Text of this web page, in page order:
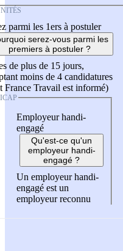
parmi les 1ers à postuler
serez-vous parmi les
premiers à postuler ?
de plus de 15 jours,
moins de 4 candidatures
France Travail est informé)
Employeur handi-
engagé
Qu'est-ce qu'un
employeur handi-
engagé ?
Un employeur handi-
engagé est un
employeur reconnu